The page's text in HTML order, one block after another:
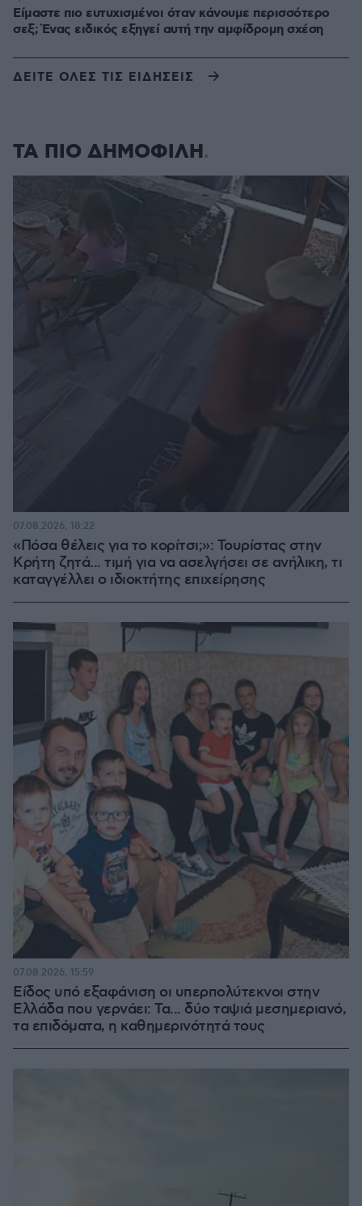
Είμαστε πιο ευτυχισμένοι όταν κάνουμε περισσότερο
σεξ; Ένας ειδικός εξηγεί αυτή την αμφίδρομη σχέση
ΔΕΙΤΕ ΟΛΕΣ ΤΙΣ ΕΙΔΗΣΕΙΣ
ΤΑ ΠΙΟ ΔΗΜΟΦΙΛΗ
«Πόσα θέλεις για το κορίτσι;»: Τουρίστας στην
Κρήτη ζητά... τιμή για να ασελγήσει σε ανήλικη, τι
καταγγέλλει ο ιδιοκτήτης επιχείρησης
07.08.2026, 18:22
Είδος υπό εξαφάνιση οι υπερπολύτεκνοι στην
Ελλάδα που γερνάει: Τα... δύο ταψιά μεσημεριανό,
τα επιδόματα, η καθημερινότητά τους
07.08.2026, 15:59